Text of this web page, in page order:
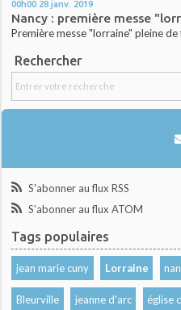
00h00 28 janv. 2019
Nancy : première messe
Première messe "lorraine" pleine
Rechercher
S'abonner au flux RSS
S'abonner au flux ATOM
Tags populaires
jean marie cuny Lorraine
Bleurville jeanne d'arc église